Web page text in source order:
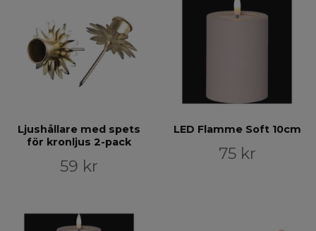
Ljushållare med spets
för kronljus 2-pack
59 kr
LED Flamme Soft 10cm
75 kr